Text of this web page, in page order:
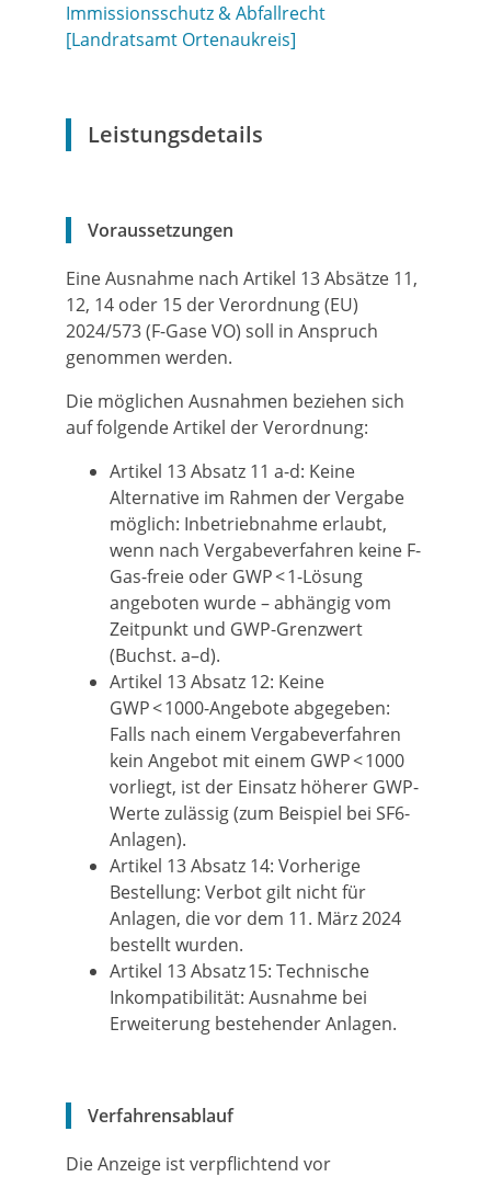
Immissionsschutz & Abfallrecht
[Landratsamt Ortenaukreis]
Leistungsdetails
Voraussetzungen
Eine Ausnahme nach Artikel 13 Absätze 11,
12, 14 oder 15 der Verordnung (EU)
2024/573 (F-Gase VO) soll in Anspruch
genommen werden.
Die möglichen Ausnahmen beziehen sich
auf folgende Artikel der Verordnung:
Artikel 13 Absatz 11 a-d: Keine
Alternative im Rahmen der Vergabe
möglich: Inbetriebnahme erlaubt,
wenn nach Vergabeverfahren keine F-
Gas-freie oder GWP < 1-Lösung
angeboten wurde – abhängig vom
Zeitpunkt und GWP-Grenzwert
(Buchst. a–d).
Artikel 13 Absatz 12: Keine
GWP < 1000-Angebote abgegeben:
Falls nach einem Vergabeverfahren
kein Angebot mit einem GWP < 1000
vorliegt, ist der Einsatz höherer GWP-
Werte zulässig (zum Beispiel bei SF6-
Anlagen).
Artikel 13 Absatz 14: Vorherige
Bestellung: Verbot gilt nicht für
Anlagen, die vor dem 11. März 2024
bestellt wurden.
Artikel 13 Absatz 15: Technische
Inkompatibilität: Ausnahme bei
Erweiterung bestehender Anlagen.
Verfahrensablauf
Die Anzeige ist verpflichtend vor